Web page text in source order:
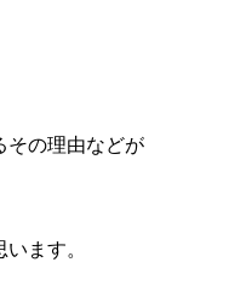
その理由などが
ます。